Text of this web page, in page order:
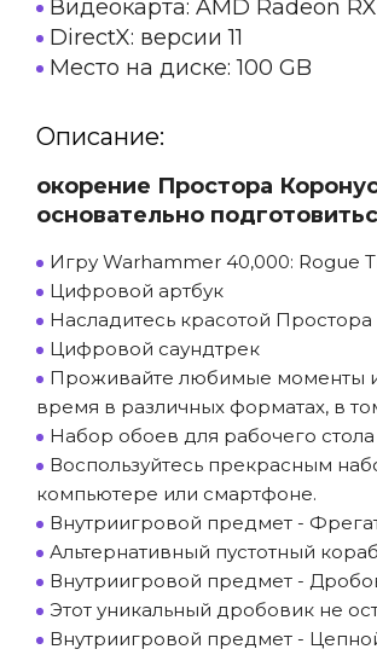
Видеокарта: AMD Radeon
DirectX: версии 11
Место на диске: 100 GB
Описание:
окорение Простора
основательно
Игру Warhammer 40,000: Rogue
Цифровой артбук
Насладитесь красотой
Цифровой саундтрек
Проживайте любимые моменты
время в различных форматах, в
Набор обоев для рабочего стола
Воспользуйтесь прекрасным
компьютере или смартфоне.
Внутриигровой предмет -
Альтернативный пустотный
Внутриигровой предмет -
Этот уникальный дробовик не
Внутриигровой предмет -